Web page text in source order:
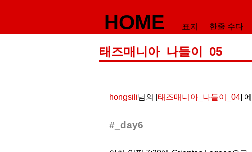
HOME 표지 한줄 수다
태즈매니아_나들이_05
hongsili님의 [태즈매니아_나들이_04]
#_day6